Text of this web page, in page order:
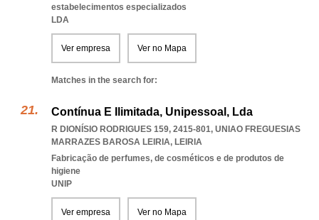
estabelecimentos especializados
LDA
Ver empresa Ver no Mapa
Matches in the search for:
Contínua E Ilimitada, Unipessoal, Lda
R DIONÍSIO RODRIGUES 159, 2415-801, UNIAO FREGUESIAS
MARRAZES BAROSA LEIRIA, LEIRIA
Fabricação de perfumes, de cosméticos e de produtos de
higiene
UNIP
Ver empresa Ver no Mapa